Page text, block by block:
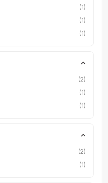
(1)
(1)
(1)
(2)
(1)
(1)
(2)
(1)